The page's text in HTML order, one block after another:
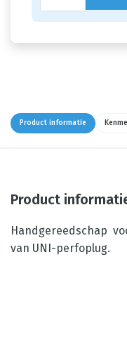
Product informatie
Product
Handgereedschap
van UNI-perfoplug.